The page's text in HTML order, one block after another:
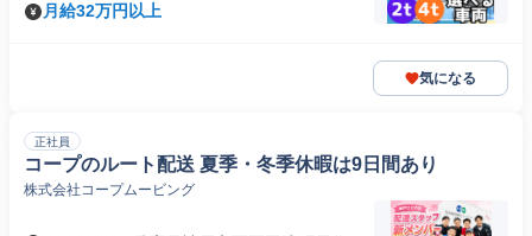
月給32万円以上
気になる
正社員
コープのルート配送 夏季・冬季休暇は9日間あり
株式会社コープムービング